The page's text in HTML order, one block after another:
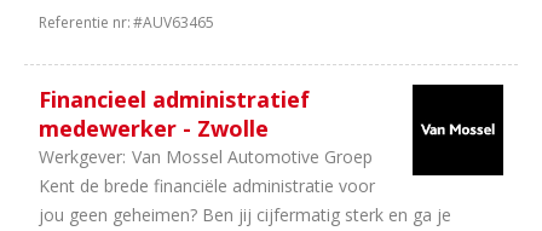
Referentie nr:#AUV63465
Financieel administratief
medewerker - Zwolle
Werkgever: Van Mossel Automotive Groep
Kent de brede financiële administratie voor
jou geen geheimen? Ben jij cijfermatig sterk en ga je